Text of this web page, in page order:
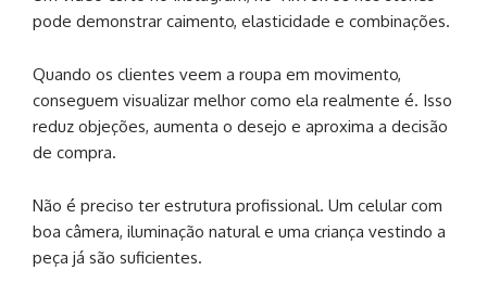
pode demonstrar caimento, elasticidade e combinações.
Quando os clientes veem a roupa em movimento,
conseguem visualizar melhor como ela realmente é. Isso
reduz objeções, aumenta o desejo e aproxima a decisão
de compra.
Não é preciso ter estrutura profissional. Um celular com
boa câmera, iluminação natural e uma criança vestindo a
peça já são suficientes.